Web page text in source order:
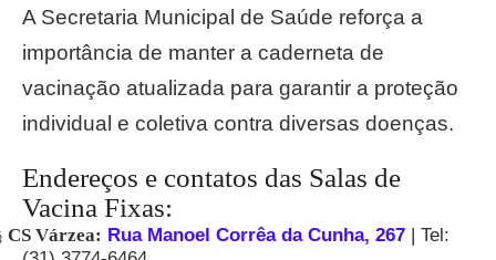
A Secretaria Municipal de Saúde reforça a
importância de manter a caderneta de
vacinação atualizada para garantir a proteção
individual e coletiva contra diversas doenças.
Endereços e contatos das Salas de
Vacina Fixas:
CS Várzea: Rua Manoel Corrêa da Cunha, 267 | Tel: